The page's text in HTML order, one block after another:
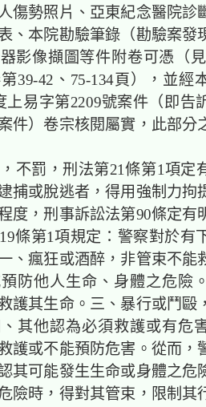
傷勢照片、亞東紀念醫院診
、本院勘驗筆錄（勘驗案發
影像擷圖等件附卷可憑（
39-42、75-134頁），並經
上易字第2209號案件（即告
件）卷宗核閱屬實，此部分
不罰，刑法第21條第1項定
捕或脫逃者，得用強制力拘
度，刑事訴訟法第90條定有
條第1項規定：警察對於有
、瘋狂或酒醉，非管束不能
防他人生命、身體之危險
護其生命。三、暴行或鬥毆
其他認為必須救護或有危
護或不能預防危害。從而，
其可能發生生命或身體之危
險時，得對其管束，限制其